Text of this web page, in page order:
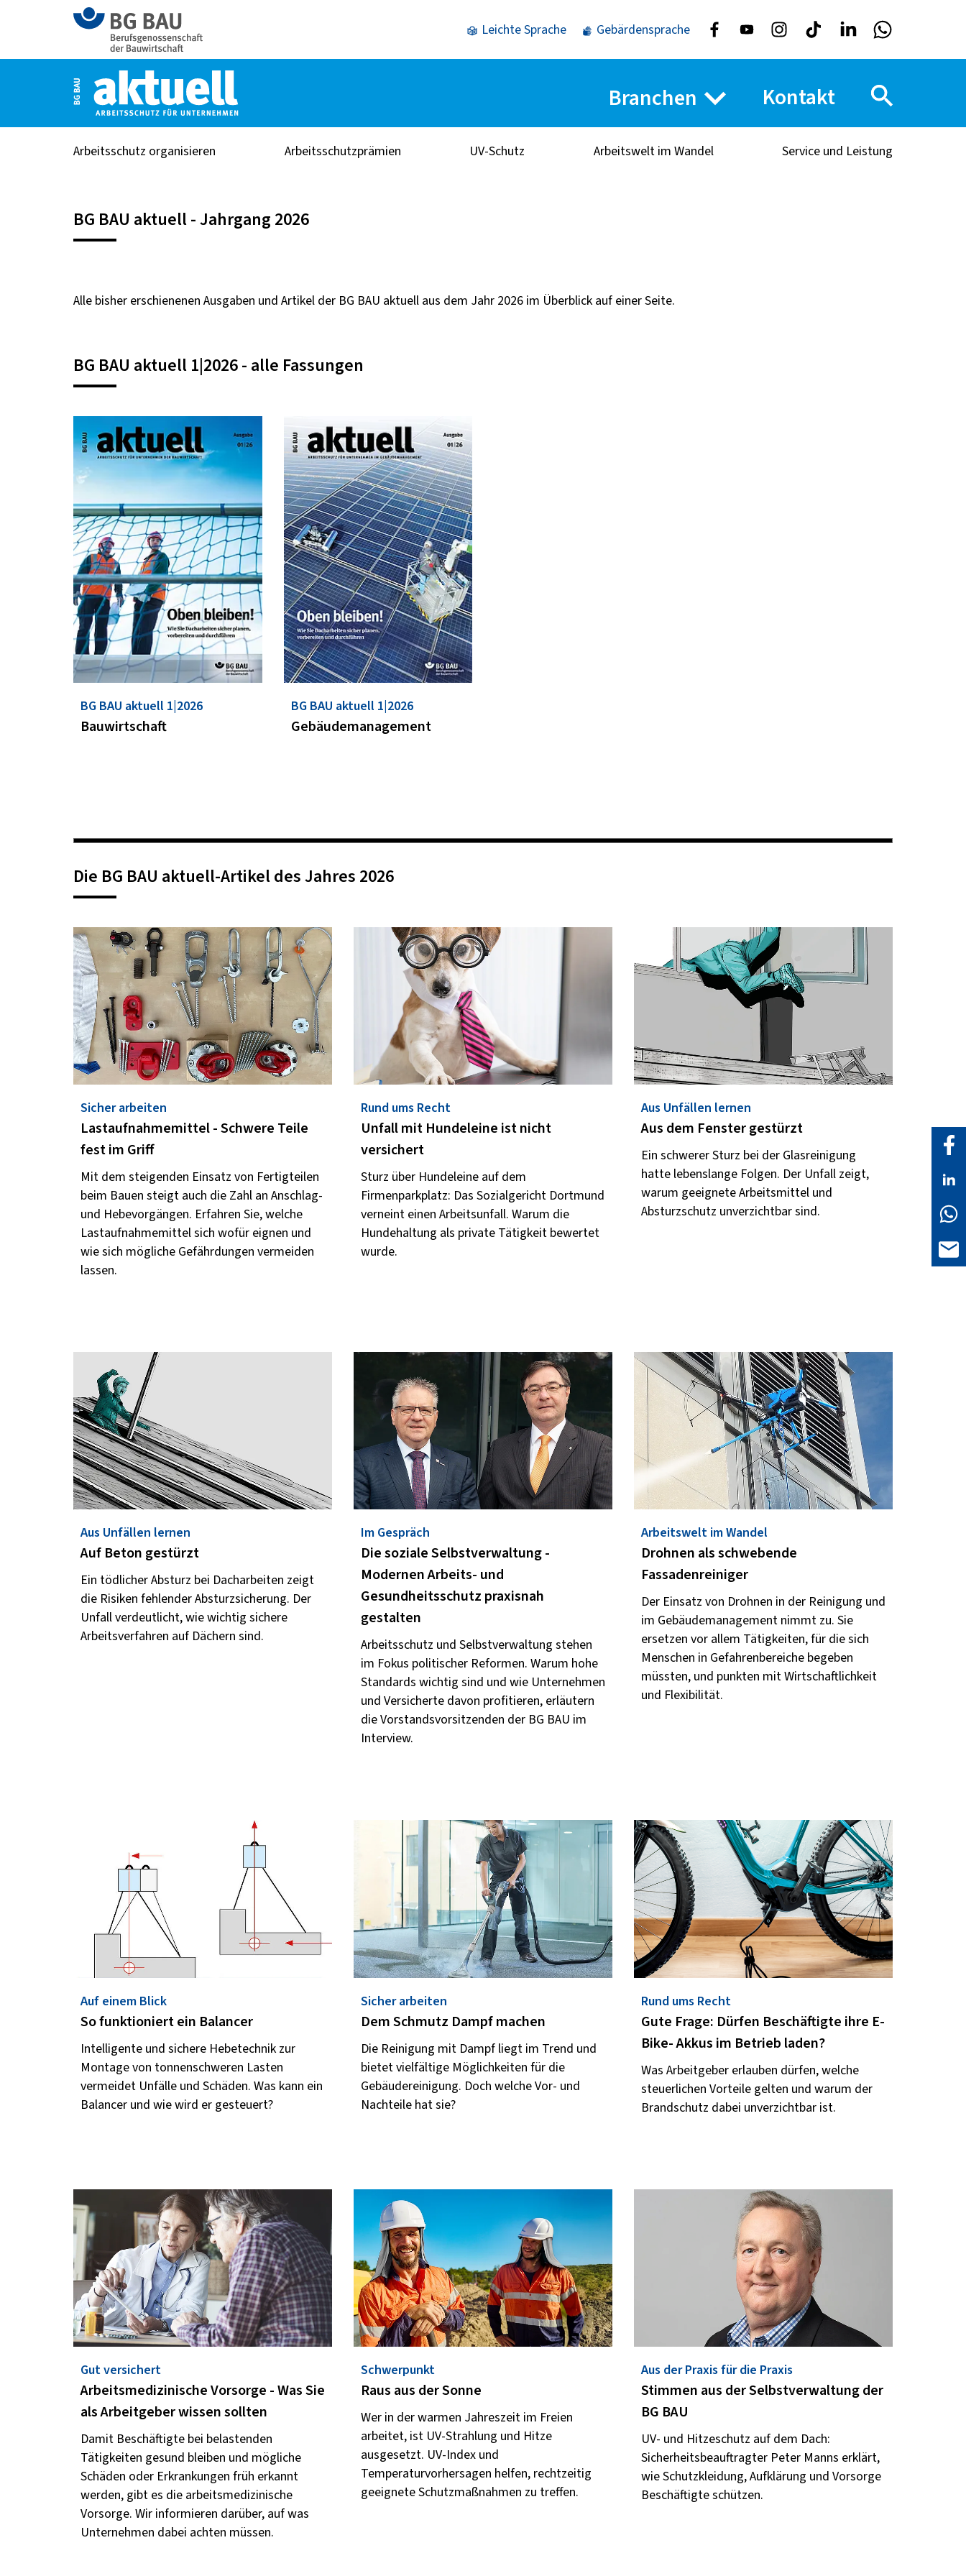
Leichte Sprache Gebärdensprache
Branchen Kontakt
Arbeitsschutz organisieren Arbeitsschutzprämien UV-Schutz Arbeitswelt im Wandel Service und Leistung
BG BAU aktuell - Jahrgang 2026
Alle bisher erschienenen Ausgaben und Artikel der BG BAU aktuell aus dem Jahr 2026 im Überblick auf einer Seite.
BG BAU aktuell 1|2026 - alle Fassungen
BG BAU aktuell 1|2026
Bauwirtschaft
BG BAU aktuell 1|2026
Gebäudemanagement
Die BG BAU aktuell-Artikel des Jahres 2026
Sicher arbeiten
Lastaufnahmemittel - Schwere Teile
fest im Griff
Mit dem steigenden Einsatz von Fertigteilen
beim Bauen steigt auch die Zahl an Anschlag-
und Hebevorgängen. Erfahren Sie, welche
Lastaufnahmemittel sich wofür eignen und
wie sich mögliche Gefährdungen vermeiden
lassen.
Rund ums Recht
Unfall mit Hundeleine ist nicht
versichert
Sturz über Hundeleine auf dem
Firmenparkplatz: Das Sozialgericht Dortmund
verneint einen Arbeitsunfall. Warum die
Hundehaltung als private Tätigkeit bewertet
wurde.
Aus Unfällen lernen
Aus dem Fenster gestürzt
Ein schwerer Sturz bei der Glasreinigung
hatte lebenslange Folgen. Der Unfall zeigt,
warum geeignete Arbeitsmittel und
Absturzschutz unverzichtbar sind.
Aus Unfällen lernen
Auf Beton gestürzt
Ein tödlicher Absturz bei Dacharbeiten zeigt
die Risiken fehlender Absturzsicherung. Der
Unfall verdeutlicht, wie wichtig sichere
Arbeitsverfahren auf Dächern sind.
Im Gespräch
Die soziale Selbstverwaltung -
Modernen Arbeits- und
Gesundheitsschutz praxisnah
gestalten
Arbeitsschutz und Selbstverwaltung stehen
im Fokus politischer Reformen. Warum hohe
Standards wichtig sind und wie Unternehmen
und Versicherte davon profitieren, erläutern
die Vorstandsvorsitzenden der BG BAU im
Interview.
Arbeitswelt im Wandel
Drohnen als schwebende
Fassadenreiniger
Der Einsatz von Drohnen in der Reinigung und
im Gebäudemanagement nimmt zu. Sie
ersetzen vor allem Tätigkeiten, für die sich
Menschen in Gefahrenbereiche begeben
müssten, und punkten mit Wirtschaftlichkeit
und Flexibilität.
Auf einem Blick
So funktioniert ein Balancer
Intelligente und sichere Hebetechnik zur
Montage von tonnenschweren Lasten
vermeidet Unfälle und Schäden. Was kann ein
Balancer und wie wird er gesteuert?
Sicher arbeiten
Dem Schmutz Dampf machen
Die Reinigung mit Dampf liegt im Trend und
bietet vielfältige Möglichkeiten für die
Gebäudereinigung. Doch welche Vor- und
Nachteile hat sie?
Rund ums Recht
Gute Frage: Dürfen Beschäftigte ihre E-
Bike- Akkus im Betrieb laden?
Was Arbeitgeber erlauben dürfen, welche
steuerlichen Vorteile gelten und warum der
Brandschutz dabei unverzichtbar ist.
Gut versichert
Arbeitsmedizinische Vorsorge - Was Sie
als Arbeitgeber wissen sollten
Damit Beschäftigte bei belastenden
Tätigkeiten gesund bleiben und mögliche
Schäden oder Erkrankungen früh erkannt
werden, gibt es die arbeitsmedizinische
Vorsorge. Wir informieren darüber, auf was
Unternehmen dabei achten müssen.
Schwerpunkt
Raus aus der Sonne
Wer in der warmen Jahreszeit im Freien
arbeitet, ist UV-Strahlung und Hitze
ausgesetzt. UV-Index und
Temperaturvorhersagen helfen, rechtzeitig
geeignete Schutzmaßnahmen zu treffen.
Aus der Praxis für die Praxis
Stimmen aus der Selbstverwaltung der
BG BAU
UV- und Hitzeschutz auf dem Dach:
Sicherheitsbeauftragter Peter Manns erklärt,
wie Schutzkleidung, Aufklärung und Vorsorge
Beschäftigte schützen.